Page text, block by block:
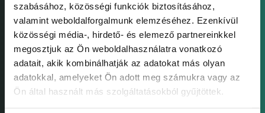
szabásához, közösségi funkciók biztosításához,
valamint weboldalforgalmunk elemzéséhez. Ezenkívül
közösségi média-, hirdető- és elemező partnereinkkel
megosztjuk az Ön weboldalhasználatra vonatkozó
adatait, akik kombinálhatják az adatokat más olyan
adatokkal, amelyeket Ön adott meg számukra vagy az
Ön által használt más szolgáltatásokból gyűjtöttek.
GABLINI
Gablini
Környezetvédelem